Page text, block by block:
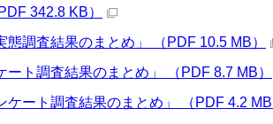
342.8 KB）
調査結果のまとめ」 （PDF 10.5 MB）
ト調査結果のまとめ」 （PDF 8.7 MB）
ケート調査結果のまとめ」 （PDF 4.2